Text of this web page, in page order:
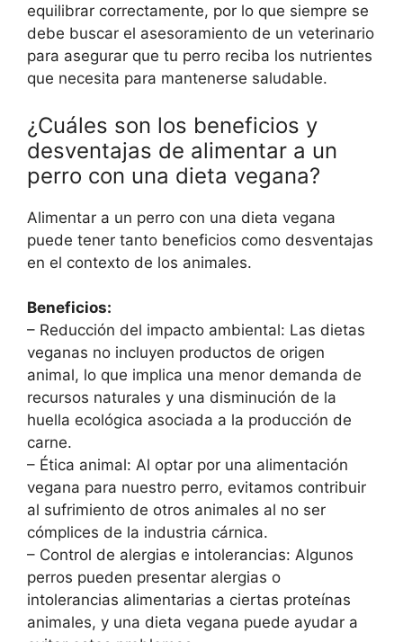
equilibrar correctamente, por lo que siempre se
debe buscar el asesoramiento de un veterinario
para asegurar que tu perro reciba los nutrientes
que necesita para mantenerse saludable.
¿Cuáles son los beneficios y
desventajas de alimentar a un
perro con una dieta vegana?
Alimentar a un perro con una dieta vegana
puede tener tanto beneficios como desventajas
en el contexto de los animales.
Beneficios:
– Reducción del impacto ambiental: Las dietas
veganas no incluyen productos de origen
animal, lo que implica una menor demanda de
recursos naturales y una disminución de la
huella ecológica asociada a la producción de
carne.
– Ética animal: Al optar por una alimentación
vegana para nuestro perro, evitamos contribuir
al sufrimiento de otros animales al no ser
cómplices de la industria cárnica.
– Control de alergias e intolerancias: Algunos
perros pueden presentar alergias o
intolerancias alimentarias a ciertas proteínas
animales, y una dieta vegana puede ayudar a